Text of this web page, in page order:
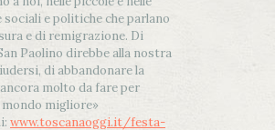
e politiche che parlano
e di remigrazione. Di
Paolino direbbe alla nostra
di abbandonare la
molto da fare per
migliore»
www.toscanaoggi.it/festa-